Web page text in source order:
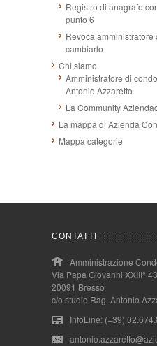
Registro di anagrafe
punto 6
Revoca
cambiarlo
Chi siamo
Amministratore di
Antonio Azzaretto
La Community
La mappa di Azienda
Mappa categorie
CONTATTI
Amministrazione
Via Papa Giovanni XXIII° 43
20091 Bresso
c/o studio Rag. Antonio
InfoLine: (+39)